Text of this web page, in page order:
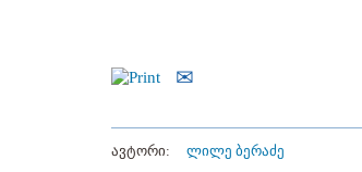
ავტორი: ლილე ბერაძე